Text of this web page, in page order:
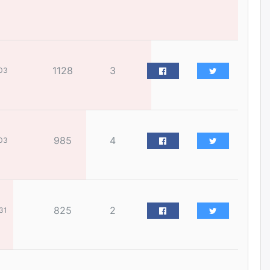
Бариста хийх нь залуусын
Өмгөөлөгч Б.Оюунбилэг:
"Урьхан" Б.Чинбат гэж хүн
шалгуулж, торны цаана
улсаас авдаг хараат байдлаа
1128 3
985 4
825 2